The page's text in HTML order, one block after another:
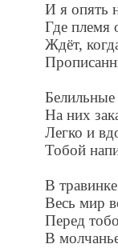
И я опять
Где племя
Ждёт,
На них
Легко и
Тобой
В
Весь мир
Перед
В